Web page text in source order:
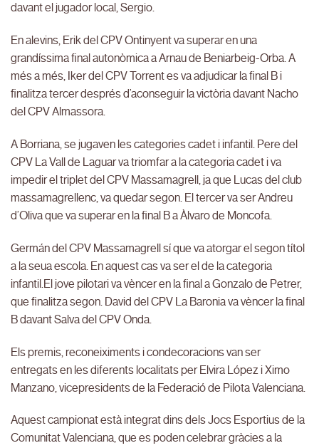
davant el jugador local, Sergio.
En alevins, Erik del CPV Ontinyent va superar en una
grandíssima final autonòmica a Arnau de Beniarbeig-Orba. A
més a més, Iker del CPV Torrent es va adjudicar la final B i
finalitza tercer després d’aconseguir la victòria davant Nacho
del CPV Almassora.
A Borriana, se jugaven les categories cadet i infantil. Pere del
CPV La Vall de Laguar va triomfar a la categoria cadet i va
impedir el triplet del CPV Massamagrell, ja que Lucas del club
massamagrellenc, va quedar segon. El tercer va ser Andreu
d’Oliva que va superar en la final B a Àlvaro de Moncofa.
Germán del CPV Massamagrell sí que va atorgar el segon títol
a la seua escola. En aquest cas va ser el de la categoria
infantil.El jove pilotari va vèncer en la final a Gonzalo de Petrer,
que finalitza segon. David del CPV La Baronia va vèncer la final
B davant Salva del CPV Onda.
Els premis, reconeiximents i condecoracions van ser
entregats en les diferents localitats per Elvira López i Ximo
Manzano, vicepresidents de la Federació de Pilota Valenciana.
Aquest campionat està integrat dins dels Jocs Esportius de la
Comunitat Valenciana, que es poden celebrar gràcies a la